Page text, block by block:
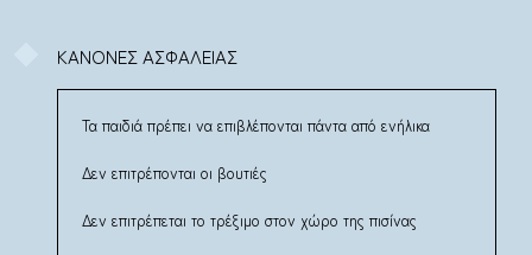
ΚΑΝΟΝΕΣ ΑΣΦΑΛΕΙΑΣ
Τα παιδιά πρέπει να επιβλέπονται πάντα από ενήλικα
Δεν επιτρέπονται οι βουτιές
Δεν επιτρέπεται το τρέξιμο στον χώρο της πισίνας